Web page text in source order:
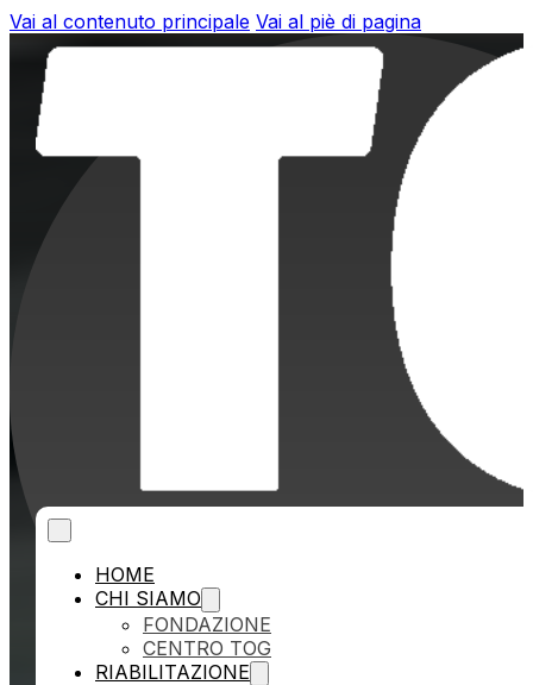
Vai al contenuto principale Vai al piè di pagina
HOME
CHI SIAMO
FONDAZIONE
CENTRO TOG
RIABILITAZIONE